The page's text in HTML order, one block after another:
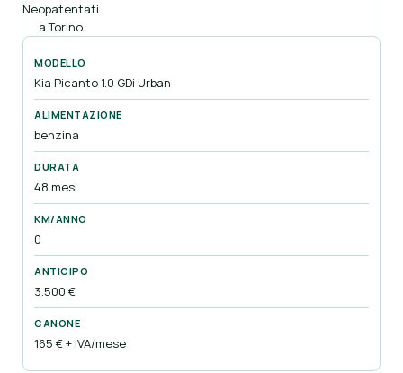
Neopatentati
a Torino
Kia Picanto 1.0 GDi Urban
benzina
48 mesi
0
3.500 €
165 € + IVA/mese